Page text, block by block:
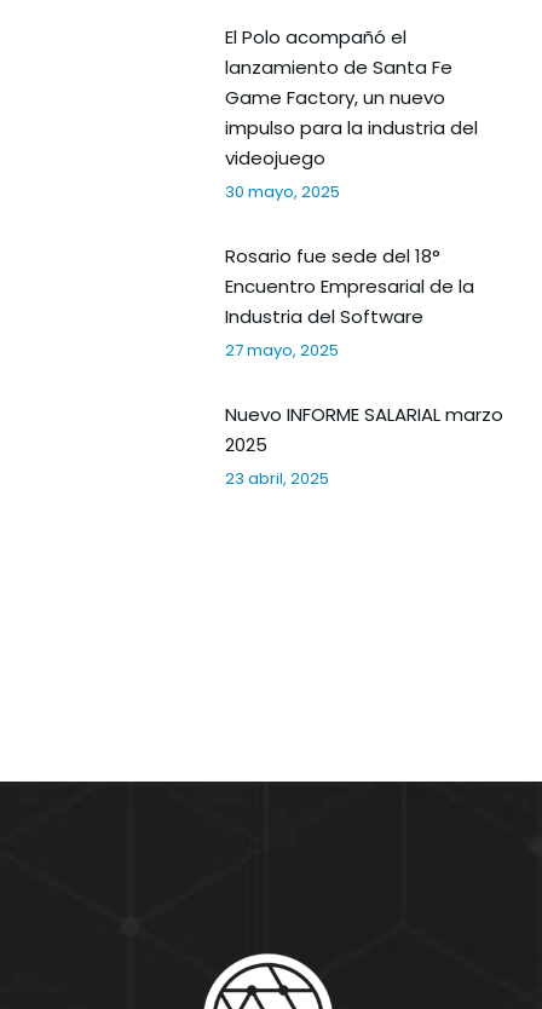
El Polo acompañó el
lanzamiento de Santa Fe
Game Factory, un nuevo
impulso para la industria del
videojuego
30 mayo, 2025
Rosario fue sede del 18°
Encuentro Empresarial de la
Industria del Software
27 mayo, 2025
Nuevo INFORME SALARIAL marzo
2025
23 abril, 2025